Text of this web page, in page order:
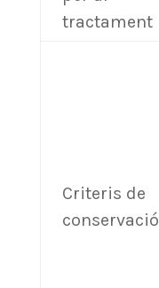
tractament
Criteris de
conservació